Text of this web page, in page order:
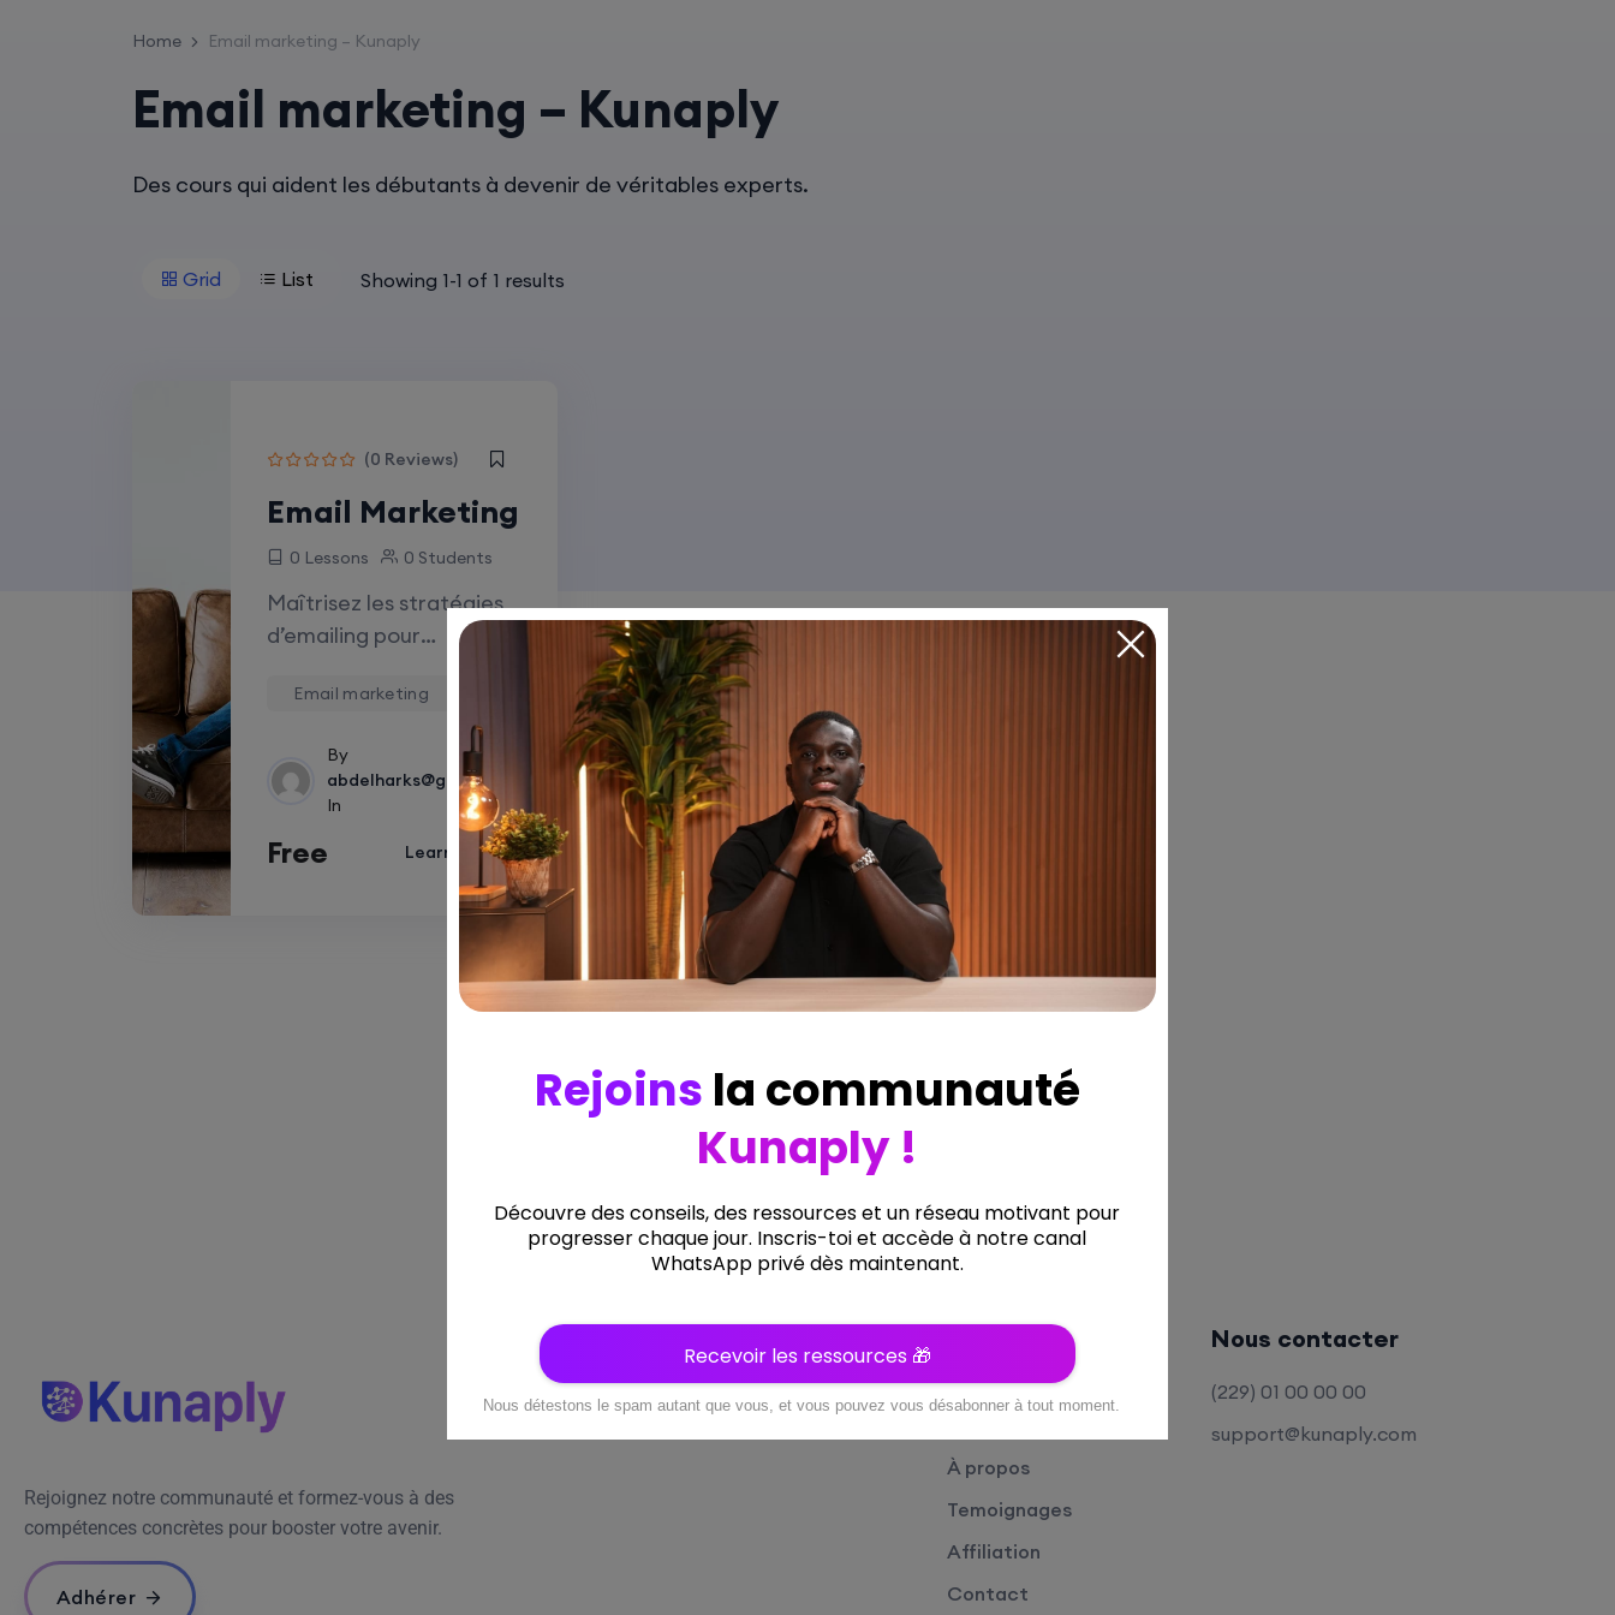
Home Email marketing – Kunaply
Email marketing – Kunaply
Des cours qui aident les débutants à devenir de véritables experts.
Grid List Showing 1-1 of 1 results
(0 Reviews)
Email Marketing
0 Lessons 0 Students
Maîtrisez les stratégies
d’emailing pour
abonnés en clients…
Email marketing
By
abdelharks@gmail.com
In
Free Learn More
Rejoignez notre communauté et formez-vous à des
compétences concrètes pour booster votre avenir.
Adhérer
À propos
Accueil
À propos
Temoignages
Affiliation
Contact
Nous contacter
(229) 01 00 00 00
support@kunaply.com